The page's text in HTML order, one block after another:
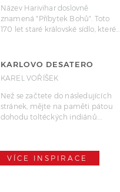
Název Harivihar doslovně
znamená "Příbytek Bohů". Toto
170 let staré královské sídlo, které…
KARLOVO DESATERO
KAREL VOŘÍŠEK
Než se začtete do následujících
stránek, mějte na paměti pátou
dohodu toltéckých indiánů:…
VÍCE INSPIRACE